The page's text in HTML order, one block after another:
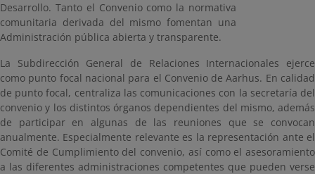
Desarrollo. Tanto el Convenio como la normativa
comunitaria derivada del mismo fomentan una
Administración pública abierta y transparente.
La Subdirección General de Relaciones Internacionales ejerce
como punto focal nacional para el Convenio de Aarhus. En calidad
de punto focal, centraliza las comunicaciones con la secretaría del
convenio y los distintos órganos dependientes del mismo, además
de participar en algunas de las reuniones que se convocan
anualmente. Especialmente relevante es la representación ante el
Comité de Cumplimiento del convenio, así como el asesoramiento
a las diferentes administraciones competentes que pueden verse